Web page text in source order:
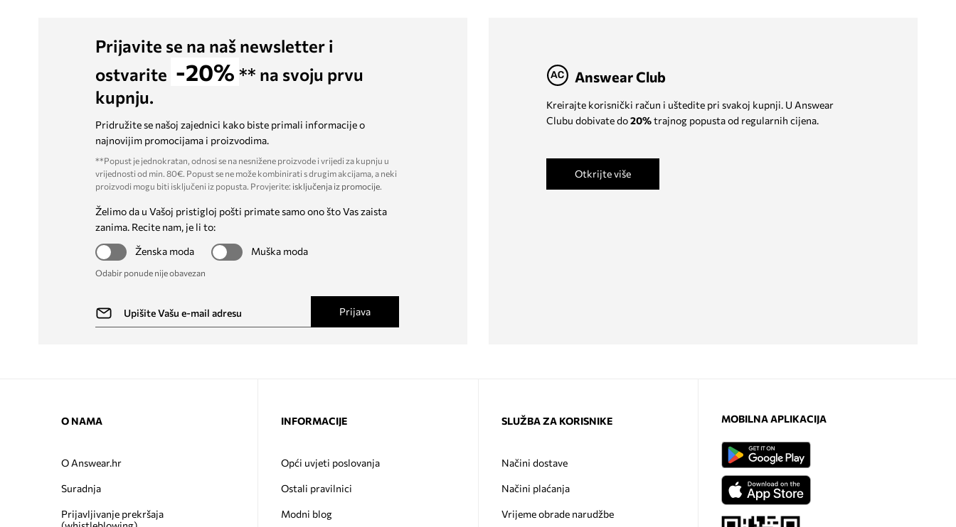
Prijavite se na naš newsletter i
ostvarite -20% ** na svoju prvu
kupnju.
Pridružite se našoj zajednici kako biste primali informacije o
najnovijim promocijama i proizvodima.
**Popust je jednokratan, odnosi se na nesnižene proizvode i vrijedi za kupnju u
vrijednosti od min. 80€. Popust se ne može kombinirati s drugim akcijama, a neki
proizvodi mogu biti isključeni iz popusta. Provjerite: isključenja iz promocije.
Želimo da u Vašoj pristigloj pošti primate samo ono što Vas zaista
zanima. Recite nam, je li to:
Ženska moda
Muška moda
Odabir ponude nije obavezan
Prijava
Answear Club
Kreirajte korisnički račun i uštedite pri svakoj kupnji. U Answear
Clubu dobivate do20%trajnog popusta od regularnih cijena.
Otkrijte više
O NAMA
O Answear.hr
Suradnja
Prijavljivanje prekršaja
INFORMACIJE
Opći uvjeti poslovanja
Ostali pravilnici
Modni blog
SLUŽBA ZA KORISNIKE
Načini dostave
Načini plaćanja
Vrijeme obrade narudžbe
MOBILNA APLIKACIJA